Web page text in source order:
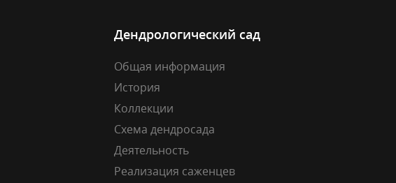
Дендрологический сад
Общая информация
История
Коллекции
Схема дендросада
Деятельность
Реализация саженцев